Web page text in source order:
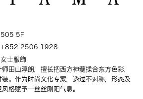
505 5F
+852 2506 1928
女士服飾
田山淳朗，擅长把西方神髓揉合东方色彩，
。作为时尚文化专家，透过不对称，形态及
格赋予一丝丝刚阳气息。